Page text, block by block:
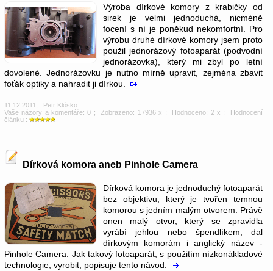
Výroba dírkové komory z krabičky od
sirek je velmi jednoduchá, nicméně
focení s ní je poněkud nekomfortní. Pro
výrobu druhé dírkové komory jsem proto
použil jednorázový fotoaparát (podvodní
jednorázovka), který mi zbyl po letní
dovolené. Jednorázovku je nutno mírně upravit, zejména zbavit
foťák optiky a nahradit ji dírkou.
11.12.2011 ; Petr Klósko
Vaše názory a komentáře: 0 ; Zobrazeno: 17936 x ; Hodnoceno: 2 x ; Hodnocení
článku :
Dírková komora aneb Pinhole Camera
Dírková komora je jednoduchý fotoaparát
bez objektivu, který je tvořen temnou
komorou s jedním malým otvorem. Právě
onen malý otvor, který se zpravidla
vyrábí jehlou nebo špendlíkem, dal
dírkovým komorám i anglický název -
Pinhole Camera. Jak takový fotoaparát, s použitím nízkonákladové
technologie, vyrobit, popisuje tento návod.